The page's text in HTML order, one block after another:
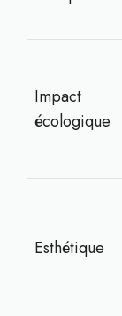
Impact
écologique
Esthétique